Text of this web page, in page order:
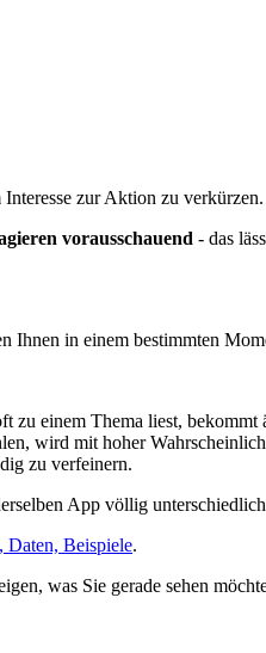
zur Aktion zu verkürzen.
vorausschauend - das
Ihnen in einem bestimmten
zu einem Thema liest, bekommt
wird mit hoher
zu verfeinern.
App völlig
Daten, Beispiele.
was Sie gerade sehen